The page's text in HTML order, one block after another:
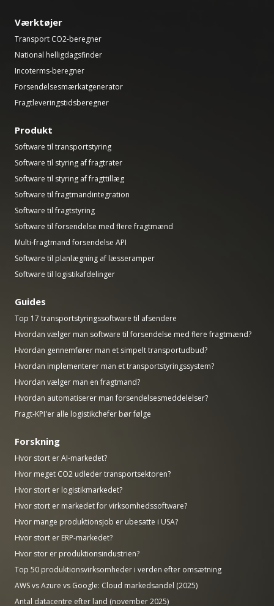
Værktøjer
Transport CO2-beregner
National helligdagsfinder
Incoterms-beregner
Forsendelsesmærkatgenerator
Fragtleveringstidsberegner
Produkt
Software til transportstyring
Software til styring af fragtrater
Software til styring af fragttillæg
Software til fragtmandintegration
Software til fragtstyring
Software til forsendelse med flere fragtmænd
Multi-fragtmand forsendelse API
Software til planlægning af læsseramper
Software til logistikafdelinger
Guides
Top 17 transportstyringssoftware til afsendere
Hvordan vælger man software til forsendelse med flere fragtmænd?
Hvordan gennemfører man et simpelt transportudbud?
Hvordan implementerer man et transportstyringssystem?
Hvordan vælger man en fragtmand?
Hvordan automatiserer man forsendelsesmeddelelser?
Fragt-KPI'er alle logistikchefer bør følge
Forskning
Hvor stort er AI-markedet?
Hvor meget CO2 udleder transportsektoren?
Hvor stort er logistikmarkedet?
Hvor stort er markedet for virksomhedssoftware?
Hvor mange produktionsjob er ubesatte i USA?
Hvor stort er ERP-markedet?
Hvor stor er produktionsindustrien?
Top 50 produktionsvirksomheder i verden efter omsætning
AWS vs Azure vs Google: Cloud markedsandel (2025)
Antal datacentre efter land (november 2025)